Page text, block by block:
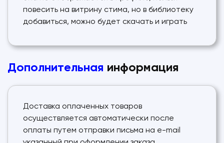
повесить на витрину стима, но в библиотеку
добавиться, можно будет скачать и играть
Дополнительная информация
Доставка оплаченных товаров
осуществляется автоматически после
оплаты путем отправки письма на e-mail